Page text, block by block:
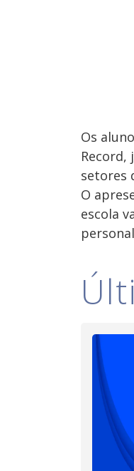
Os
Record,
setores
O
escola